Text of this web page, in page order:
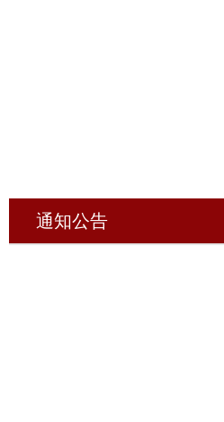
通知公告